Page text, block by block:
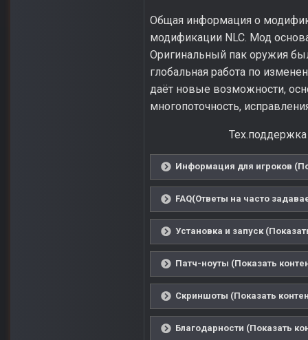
Общая информация о
модификации NLC. Мод
Оригинальный пак оружия
глобальная работа по
даёт новые возможности,
многопоточность,
Информация для игроков
FAQ(Ответы на часто
Установка и запуск
Патч-ноуты (Показать
Скриншоты (Показать
Благодарности (Показать